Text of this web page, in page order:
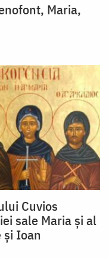
Maria,
Cuvios
sale Maria şi al
Ioan